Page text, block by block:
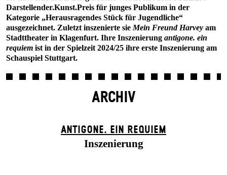
Darstellender.Kunst.Preis für junges Publikum in der
Kategorie „Herausragendes Stück für Jugendliche“
ausgezeichnet. Zuletzt inszenierte sie Mein Freund Harvey am
Stadttheater in Klagenfurt. Ihre Inszenierung antigone. ein
requiem ist in der Spielzeit 2024/25 ihre erste Inszenierung am
Schauspiel Stuttgart.
ARCHIV
ANTIGONE. EIN REQUIEM
Inszenierung